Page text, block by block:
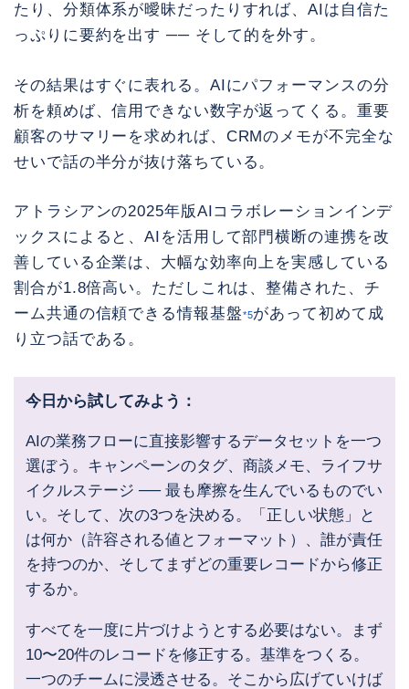
たり、分類体系が曖昧だったりすれば、AIは自信た
っぷりに要約を出す ── そして的を外す。
その結果はすぐに表れる。AIにパフォーマンスの分
析を頼めば、信用できない数字が返ってくる。重要
顧客のサマリーを求めれば、CRMのメモが不完全な
せいで話の半分が抜け落ちている。
アトラシアンの2025年版AIコラボレーションインデ
ックスによると、AIを活用して部門横断の連携を改
善している企業は、大幅な効率向上を実感している
割合が1.8倍高い。ただしこれは、整備された、チ
ーム共通の信頼できる情報基盤*5があって初めて成
り立つ話である。
今日から試してみよう：
AIの業務フローに直接影響するデータセットを一つ
選ぼう。キャンペーンのタグ、商談メモ、ライフサ
イクルステージ ── 最も摩擦を生んでいるものでい
い。そして、次の3つを決める。「正しい状態」と
は何か（許容される値とフォーマット）、誰が責任
を持つのか、そしてまずどの重要レコードから修正
するか。
すべてを一度に片づけようとする必要はない。まず
10〜20件のレコードを修正する。基準をつくる。
一つのチームに浸透させる。そこから広げていけば